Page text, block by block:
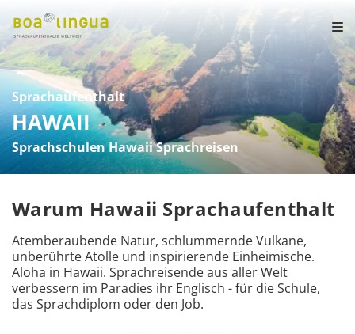
Sprachaufenthalt
HAWAII
Sprachschulen Hawaii Sprachreisen
Warum Hawaii Sprachaufenthalt
Atemberaubende Natur, schlummernde Vulkane,
unberührte Atolle und inspirierende Einheimische.
Aloha in Hawaii. Sprachreisende aus aller Welt
verbessern im Paradies ihr Englisch - für die Schule,
das Sprachdiplom oder den Job.